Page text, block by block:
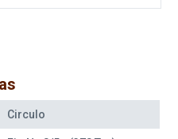
Circulo